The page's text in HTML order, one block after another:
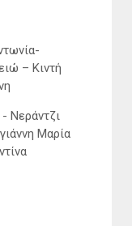
– Κιντή
Νεράντζι
Μαρία